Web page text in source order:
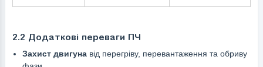
2.2 Додаткові переваги ПЧ
Захист двигунавід перегріву, перевантаження та обриву